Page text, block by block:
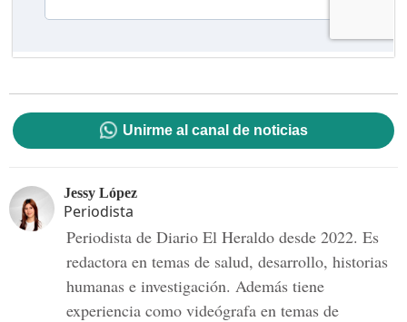
Unirme al canal de noticias
Jessy López
Periodista
Periodista de Diario El Heraldo desde 2022. Es
redactora en temas de salud, desarrollo, historias
humanas e investigación. Además tiene
experiencia como videógrafa en temas de